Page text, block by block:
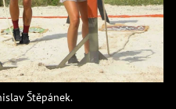
Štěpánek.